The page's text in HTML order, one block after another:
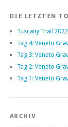
DIE LETZTEN
Tuscany Trail
Tag 4: Veneto
Tag 3: Veneto
Tag 2: Veneto
Tag 1: Veneto
ARCHIV